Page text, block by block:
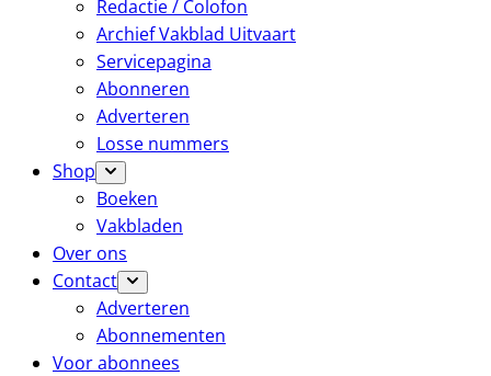
Redactie / Colofon
Archief Vakblad Uitvaart
Servicepagina
Abonneren
Adverteren
Losse nummers
Shop
Boeken
Vakbladen
Over ons
Contact
Adverteren
Abonnementen
Voor abonnees